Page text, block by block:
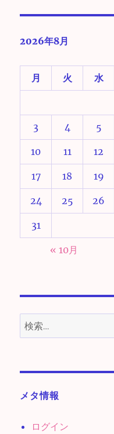
2026年8月
月 火 水
3 4 5
10 11 12
17 18 19
24 25 26
31
« 10月
検
索:
メタ情報
ログイン